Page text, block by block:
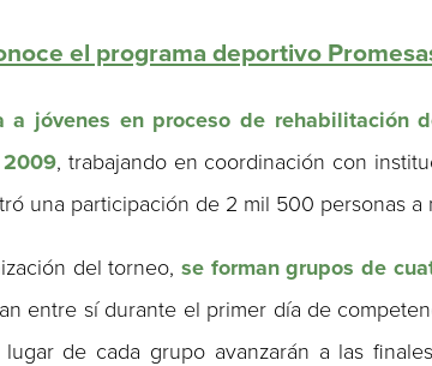
el programa deportivo
a jóvenes en proceso de rehabilitación
2009, trabajando en coordinación con
una participación de 2 mil 500 personas a
del torneo,se forman grupos de
entre sí durante el primer día de
de cada grupo avanzarán a las